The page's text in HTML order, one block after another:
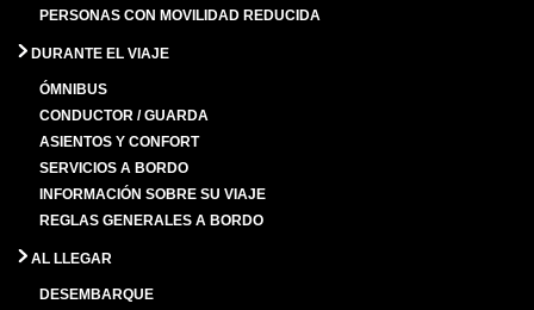
PERSONAS CON MOVILIDAD REDUCIDA
DURANTE EL VIAJE
ÓMNIBUS
CONDUCTOR / GUARDA
ASIENTOS Y CONFORT
SERVICIOS A BORDO
INFORMACIÓN SOBRE SU VIAJE
REGLAS GENERALES A BORDO
AL LLEGAR
DESEMBARQUE